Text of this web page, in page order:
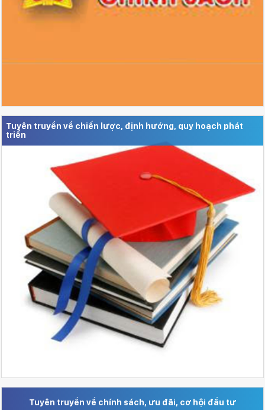
Tuyên truyền về chiến lược, định hướng, quy hoạch phát
triển
Tuyên truyền về chính sách, ưu đãi, cơ hội đầu tư